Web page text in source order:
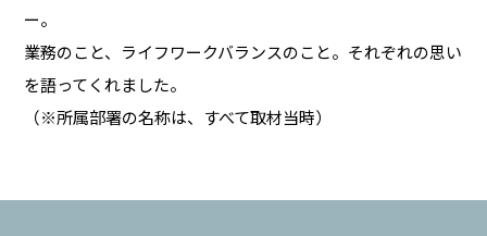
ー。
業務のこと、ライフワークバランスのこと。それぞれの思い
を語ってくれました。
（※所属部署の名称は、すべて取材当時）